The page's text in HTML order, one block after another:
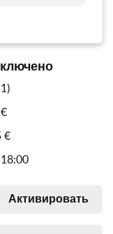
€
Активировать